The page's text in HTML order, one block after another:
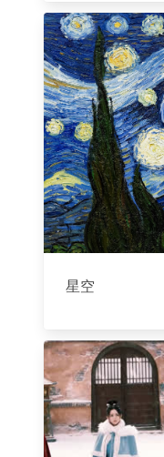
星空